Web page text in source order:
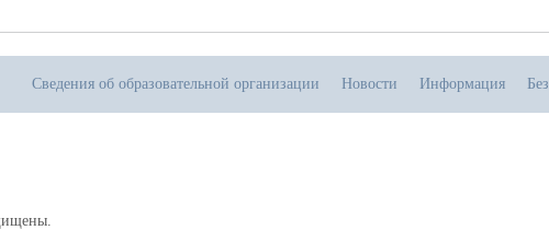
Сведения об образовательной организации Новости Информация